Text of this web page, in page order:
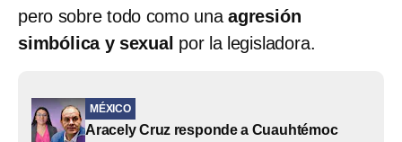
pero sobre todo como unaagresión
simbólica y sexual por la legisladora.
MÉXICO
Aracely Cruz responde a Cuauhtémoc